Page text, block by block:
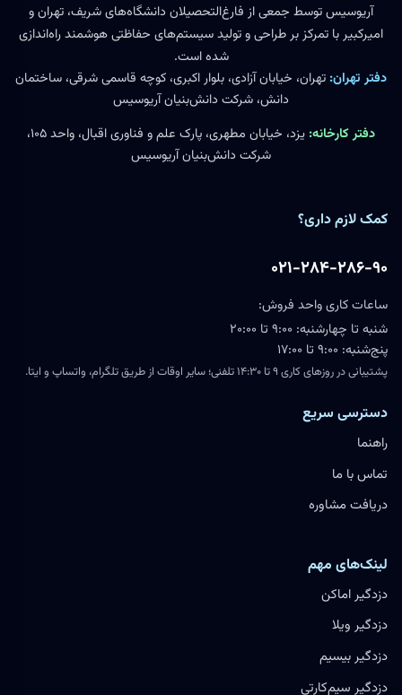
آریوسیس توسط جمعی از فارغ‌التحصیلان دانشگاه‌های شریف، تهران و
امیرکبیر با تمرکز بر طراحی و تولید سیستم‌های حفاظتی هوشمند راه‌اندازی
شده است.
دفتر تهران: تهران، خیابان آزادی، بلوار اکبری، کوچه قاسمی شرقی، ساختمان
دانش، شرکت دانش‌بنیان آریوسیس
دفتر کارخانه:
یزد، خیابان مطهری، پارک علم و فناوری اقبال، واحد ۱۰۵،
شرکت دانش‌بنیان آریوسیس
کمک لازم داری؟
۰۲۱-۲۸۴-۲۸۶-۹۰
ساعات کاری واحد فروش:
شنبه تا چهارشنبه: ۹:۰۰ تا ۲۰:۰۰
پنج‌شنبه: ۹:۰۰ تا ۱۷:۰۰
پشتیبانی در روزهای کاری ۹ تا ۱۴:۳۰ تلفنی؛ سایر اوقات از طریق تلگرام، واتساپ و ایتا.
دسترسی سریع
راهنما
تماس با ما
دریافت مشاوره
لینک‌های مهم
دزدگیر اماکن
دزدگیر ویلا
دزدگیر بیسیم
دزدگیر سیم‌کارتی